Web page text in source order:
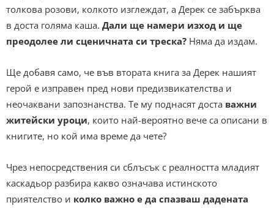
толкова розови, колкото изглеждат, а Дерек се забърква
в доста голяма каша. Дали ще намери изход и ще
преодолее ли сценичната си треска? Няма да издам.
Ще добавя само, че във втората книга за Дерек нашият
герой е изправен пред нови предизвикателства и
неочаквани запознанства. Те му поднасят доста важни
житейски уроци, които най-вероятно вече са описани в
книгите, но кой има време да чете?
Чрез непосредствения си сблъсък с реалността младият
каскадьор разбира какво означава истинското
приятелство и колко важно е да спазваш дадената